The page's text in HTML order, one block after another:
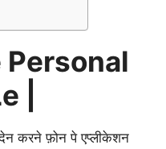
Personal
|
करने फ़ोन पे एप्लीकेशन